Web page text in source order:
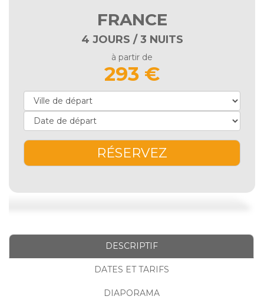
FRANCE
4 JOURS / 3 NUITS
à partir de
293 €
RÉSERVEZ
DESCRIPTIF
DATES ET TARIFS
DIAPORAMA